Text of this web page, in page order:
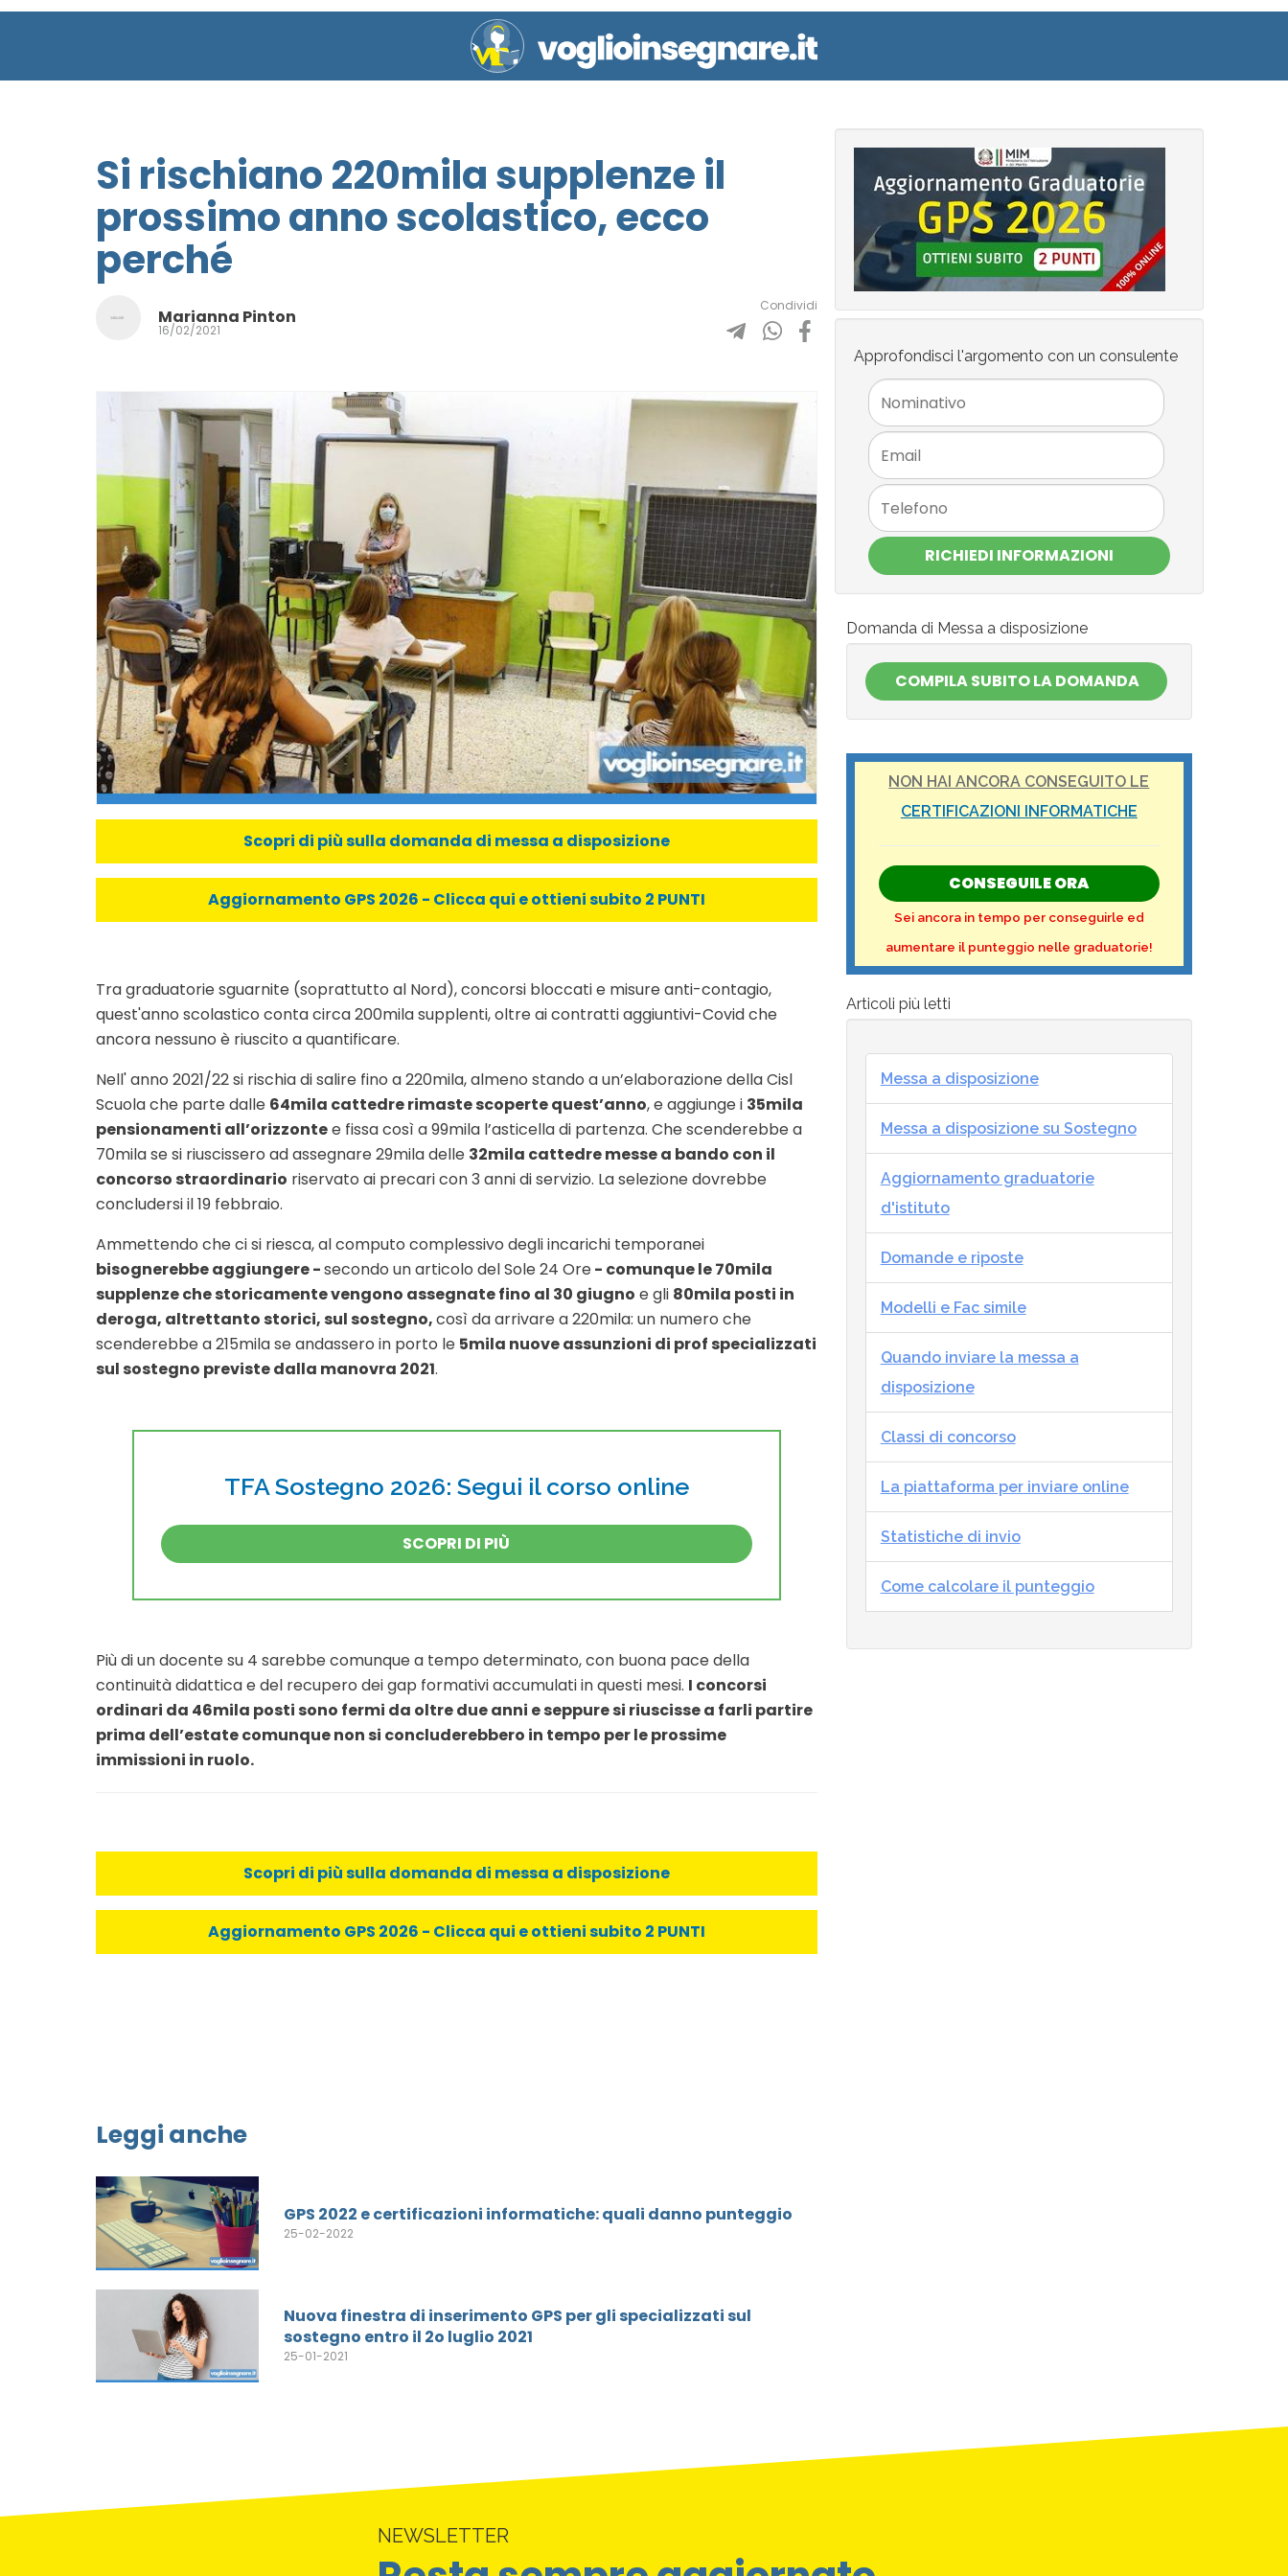
Si rischiano 220mila supplenze il
prossimo anno scolastico, ecco
perché
Marianna Pinton
16/02/2021
Condividi
Scopri di più sulla domanda di messa a disposizione
Aggiornamento GPS 2026 - Clicca qui e ottieni subito 2 PUNTI
Tra graduatorie sguarnite (soprattutto al Nord), concorsi bloccati e misure anti-contagio,
quest'anno scolastico conta circa 200mila supplenti, oltre ai contratti aggiuntivi-Covid che
ancora nessuno è riuscito a quantificare.
Nell' anno 2021/22 si rischia di salire fino a 220mila, almeno stando a un’elaborazione della Cisl
Scuola che parte dalle 64mila cattedre rimaste scoperte quest’anno, e aggiunge i 35mila
pensionamenti all’orizzontee fissa così a 99mila l’asticella di partenza. Che scenderebbe a
70mila se si riuscissero ad assegnare 29mila delle 32mila cattedre messe a bando con il
concorso straordinario riservato ai precari con 3 anni di servizio. La selezione dovrebbe
concludersi il 19 febbraio.
Ammettendo che ci si riesca, al computo complessivo degli incarichi temporanei
bisognerebbe aggiungere -secondo un articolo del Sole 24 Ore- comunque le 70mila
supplenze che storicamente vengono assegnate fino al 30 giugno e gli 80mila posti in
deroga, altrettanto storici, sul sostegno,così da arrivare a 220mila: un numero che
scenderebbe a 215mila se andassero in porto le 5mila nuove assunzioni di prof specializzati
sul sostegno previste dalla manovra 2021.
TFA Sostegno 2026: Segui il corso online
SCOPRI DI PIÙ
Più di un docente su 4 sarebbe comunque a tempo determinato, con buona pace della
continuità didattica e del recupero dei gap formativi accumulati in questi mesi. I concorsi
ordinari da 46mila posti sono fermi da oltre due anni e seppure si riuscisse a farli partire
prima dell’estate comunque non si concluderebbero in tempo per le prossime
immissioni in ruolo.
Scopri di più sulla domanda di messa a disposizione
Aggiornamento GPS 2026 - Clicca qui e ottieni subito 2 PUNTI
Leggi anche
GPS 2022 e certificazioni informatiche: quali danno punteggio
25-02-2022
Nuova finestra di inserimento GPS per gli specializzati sul
sostegno entro il 2o luglio 2021
25-01-2021
Approfondisci l'argomento con un consulente
RICHIEDI INFORMAZIONI
Domanda di Messa a disposizione
NON HAI ANCORA CONSEGUITO LE
CERTIFICAZIONI INFORMATICHE
CONSEGUILE ORA
Sei ancora in tempo per conseguirle ed
aumentare il punteggio nelle graduatorie!
Articoli più letti
Messa a disposizione
Messa a disposizione su Sostegno
Aggiornamento graduatorie
d'istituto
Domande e riposte
Modelli e Fac simile
Quando inviare la messa a
disposizione
Classi di concorso
La piattaforma per inviare online
Statistiche di invio
Come calcolare il punteggio
NEWSLETTER